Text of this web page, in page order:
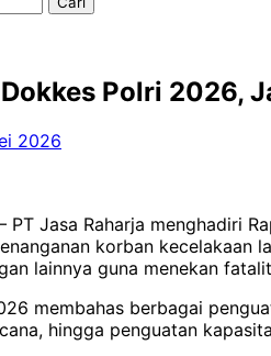
Polri 2026,
2026
PT Jasa Raharja menghadiri
korban kecelakaan
lainnya guna menekan
membahas berbagai
hingga penguatan